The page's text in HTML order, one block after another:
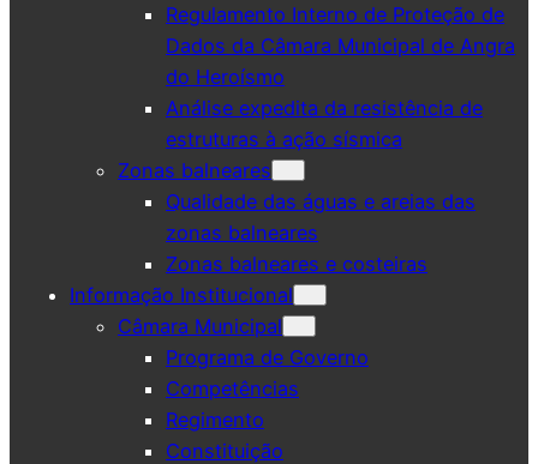
Regulamento Interno de Proteção de
Dados da Câmara Municipal de Angra
do Heroísmo
Análise expedita da resistência de
estruturas à ação sísmica
Zonas balneares
Qualidade das águas e areias das
zonas balneares
Zonas balneares e costeiras
Informação Institucional
Câmara Municipal
Programa de Governo
Competências
Regimento
Constituição